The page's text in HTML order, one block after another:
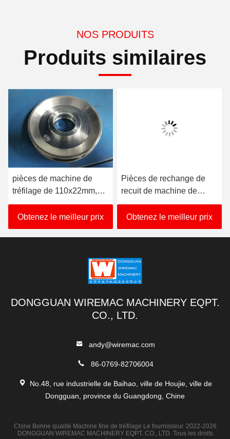
NOS PRODUITS
Produits similaires
pièces de machine de
tréfilage de 110x22mm,
poulie plus oisive en
aluminium d'alliage
Obtenez le meilleur prix
Pièces de rechange de
recuit de machine de
tréfilage, bande pure de
nickel de 500x24x3MM
Obtenez le meilleur prix
DONGGUAN WIREMAC MACHINERY EQPT.
CO., LTD.
andy@wiremac.com
86-0769-82706004
No.48, rue industrielle de Baihao, ville de Houjie, ville de
Dongguan, province du Guangdong, Chine
Chine Bonne qualité Machine fine de tréfilage Le fournisseur. 2022-2026
DONGGUAN WIREMAC MACHINERY EQPT. CO., LTD. Tous les droits